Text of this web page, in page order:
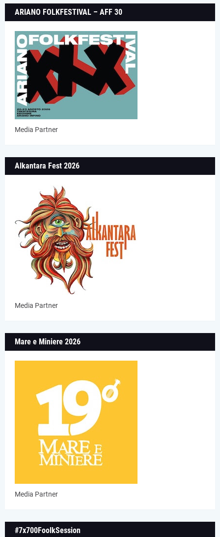
ARIANO FOLKFESTIVAL – AFF 30
Media Partner
Alkantara Fest 2026
Media Partner
Mare e Miniere 2026
Media Partner
#7x700FoolkSession